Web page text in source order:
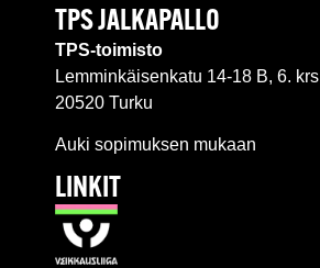
TPS JALKAPALLO
TPS-toimisto
Lemminkäisenkatu 14-18 B, 6. krs
20520 Turku
Auki sopimuksen mukaan
LINKIT